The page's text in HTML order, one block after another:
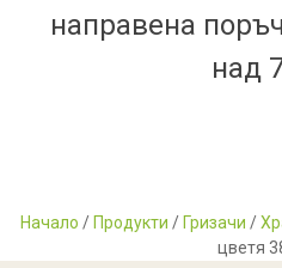
направена
над
Начало / Продукти / Гризачи /
цветя